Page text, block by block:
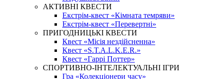
АКТИВНІ КВЕСТИ
Екстрім-квест «Кімната темряви»
Екстрім-квест «Перевертні»
ПРИГОДНИЦЬКІ КВЕСТИ
Квест «Місія нездійсненна»
Квест «S.T.A.L.K.E.R.»
Квест «Гаррі Поттер»
СПОРТИВНО-ІНТЕЛЕКТУАЛЬНІ ІГРИ
Гра «Колекціонери часу»